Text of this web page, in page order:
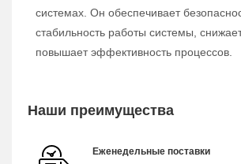
системах. Он обеспечивает
стабильность работы системы,
повышает эффективность процессов.
Наши преимущества
Еженедельные поставки